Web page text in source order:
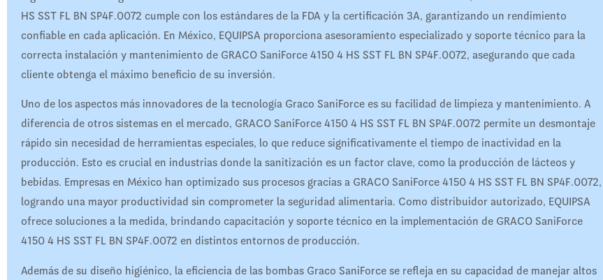
HS SST FL BN SP4F.0072 cumple con los estándares de la FDA y la certificación 3A, garantizando un rendimiento
confiable en cada aplicación. En México, EQUIPSA proporciona asesoramiento especializado y soporte técnico para la
correcta instalación y mantenimiento de GRACO SaniForce 4150 4 HS SST FL BN SP4F.0072, asegurando que cada
cliente obtenga el máximo beneficio de su inversión.
Uno de los aspectos más innovadores de la tecnología Graco SaniForce es su facilidad de limpieza y mantenimiento. A
diferencia de otros sistemas en el mercado, GRACO SaniForce 4150 4 HS SST FL BN SP4F.0072 permite un desmontaje
rápido sin necesidad de herramientas especiales, lo que reduce significativamente el tiempo de inactividad en la
producción. Esto es crucial en industrias donde la sanitización es un factor clave, como la producción de lácteos y
bebidas. Empresas en México han optimizado sus procesos gracias a GRACO SaniForce 4150 4 HS SST FL BN SP4F.0072,
logrando una mayor productividad sin comprometer la seguridad alimentaria. Como distribuidor autorizado, EQUIPSA
ofrece soluciones a la medida, brindando capacitación y soporte técnico en la implementación de GRACO SaniForce
4150 4 HS SST FL BN SP4F.0072 en distintos entornos de producción.
Además de su diseño higiénico, la eficiencia de las bombas Graco SaniForce se refleja en su capacidad de manejar altos